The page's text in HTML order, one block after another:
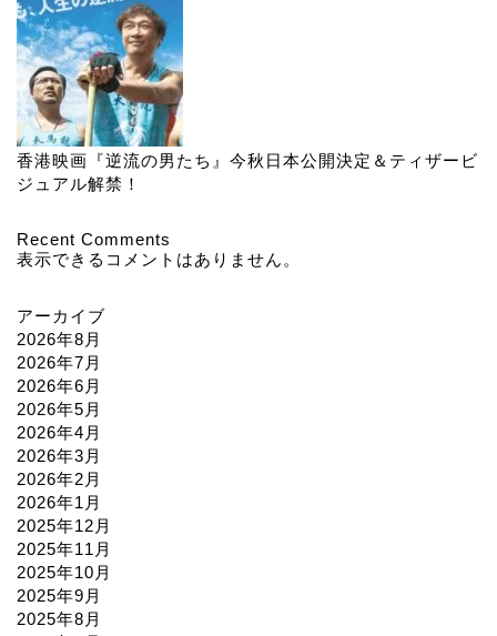
香港映画『逆流の男たち』今秋日本公開決定＆ティザービ
ジュアル解禁！
Recent Comments
表示できるコメントはありません。
アーカイブ
2026年8月
2026年7月
2026年6月
2026年5月
2026年4月
2026年3月
2026年2月
2026年1月
2025年12月
2025年11月
2025年10月
2025年9月
2025年8月